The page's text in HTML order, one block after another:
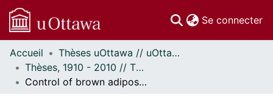
Se connecter
Communautés
et collections
Parcourir
Accueil
Thèses uOttawa // uOttawa Theses
Thèses, 1910 - 2010 // Theses, 1910 - 2010
Control of brown adipose tissue growth and function in rats and hamsters normalities in genetic models of human disease (obesity muscular dystrophy).